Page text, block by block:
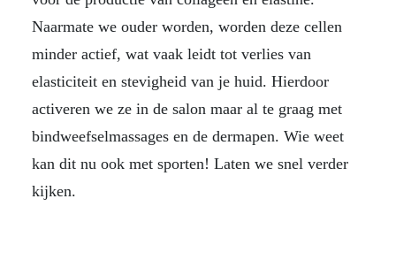
Naarmate we ouder worden, worden deze cellen
minder actief, wat vaak leidt tot verlies van
elasticiteit en stevigheid van je huid. Hierdoor
activeren we ze in de salon maar al te graag met
bindweefselmassages en de dermapen. Wie weet
kan dit nu ook met sporten! Laten we snel verder
kijken.